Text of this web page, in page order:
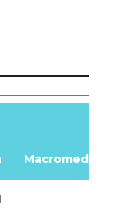
Macromedia